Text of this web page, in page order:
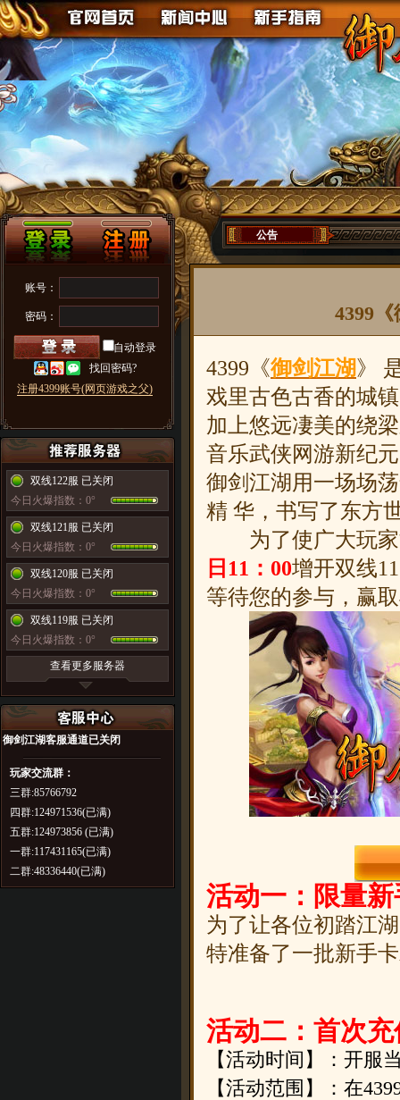
公告
4399
4399《御剑江湖》
戏里古色古香的城
加上悠远凄美的绕
音乐武侠网游新纪
御剑江湖用一场场
精 华，书写了东方
为了使广大玩家
日11：00增开双线
等待您的参与，赢
活动一：限量
为了让各位初踏江
特准备了一批新手
活动二：首次
【活动时间】：开服
【活动范围】：在
账号：
密码：
自动登录
找回密码?
注册4399账号(网页游戏之父)
双线122服 已关闭
今日火爆指数：0°
双线121服 已关闭
今日火爆指数：0°
双线120服 已关闭
今日火爆指数：0°
双线119服 已关闭
今日火爆指数：0°
查看更多服务器
御剑江湖客服通道已关闭
玩家交流群：
三群:85766792
四群:124971536(已满)
五群:124973856 (已满)
一群:117431165(已满)
二群:48336440(已满)